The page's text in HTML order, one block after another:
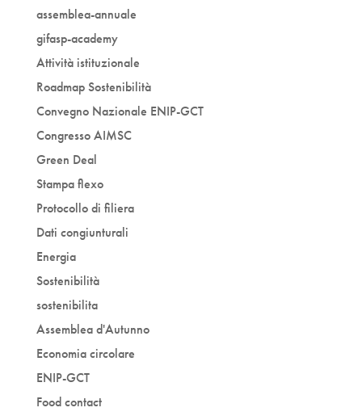
assemblea-annuale
gifasp-academy
Attività istituzionale
Roadmap Sostenibilità
Convegno Nazionale ENIP-GCT
Congresso AIMSC
Green Deal
Stampa flexo
Protocollo di filiera
Dati congiunturali
Energia
Sostenibilità
sostenibilita
Assemblea d'Autunno
Economia circolare
ENIP-GCT
Food contact